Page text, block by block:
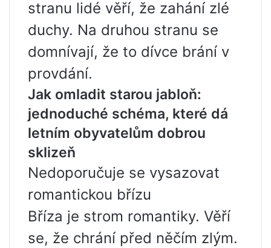
stranu lidé věří, že zahání zlé
duchy. Na druhou stranu se
domnívají, že to dívce brání v
provdání.
Jak omladit starou jabloň:
jednoduché schéma, které dá
letním obyvatelům dobrou
sklizeň
Nedoporučuje se vysazovat
romantickou břízu
Bříza je strom romantiky. Věří
se, že chrání před něčím zlým.